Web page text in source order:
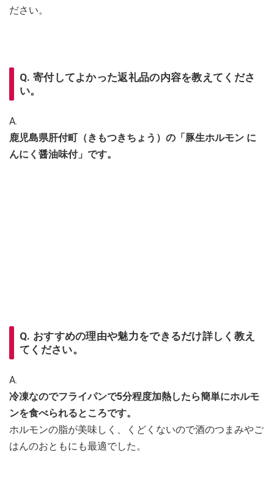
ださい。
Q. 寄付してよかった返礼品の内容を教えてくださ
い。
A.
鹿児島県肝付町（きもつきちょう）の「豚生ホルモン に
んにく醤油味付」です。
Q. おすすめの理由や魅力をできるだけ詳しく教え
てください。
A.
冷凍なのでフライパンで5分程度加熱したら簡単にホルモ
ンを食べられるところです。
ホルモンの脂が美味しく、くどくないので酒のつまみやご
はんのおともにも最適でした。